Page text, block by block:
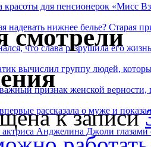
красоты для пенсионерок «Мисс
надевать нижнее белье? Старая
что слава разрушила его
вычислил группу людей,
признак женской
рассказала о муже и
Анджелина Джоли глазами
смотрели
к записи